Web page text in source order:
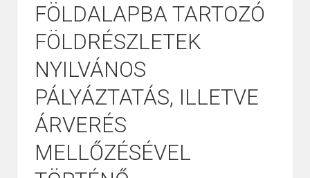
FÖLDALAPBA TARTOZÓ
FÖLDRÉSZLETEK
NYILVÁNOS
PÁLYÁZTATÁS, ILLETVE
ÁRVERÉS
MELLŐZÉSÉVEL